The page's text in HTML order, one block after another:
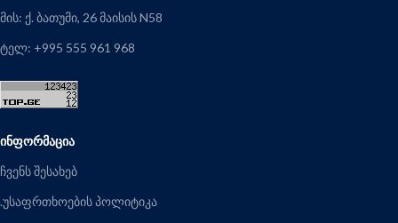
მის: ქ. ბათუმი, 26 მაისის N58
ტელ: +995 555 961 968
ᲘᲜᲤᲝᲠᲛᲐᲪᲘᲐ
ჩვენს შესახებ
.უსაფრთხოების პოლიტიკა